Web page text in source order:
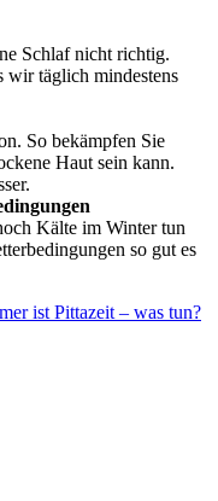
Schlaf nicht richtig.
wir täglich mindestens
So bekämpfen Sie
Haut sein kann.
Kälte im Winter tun
so gut es
ist Pittazeit – was tun?